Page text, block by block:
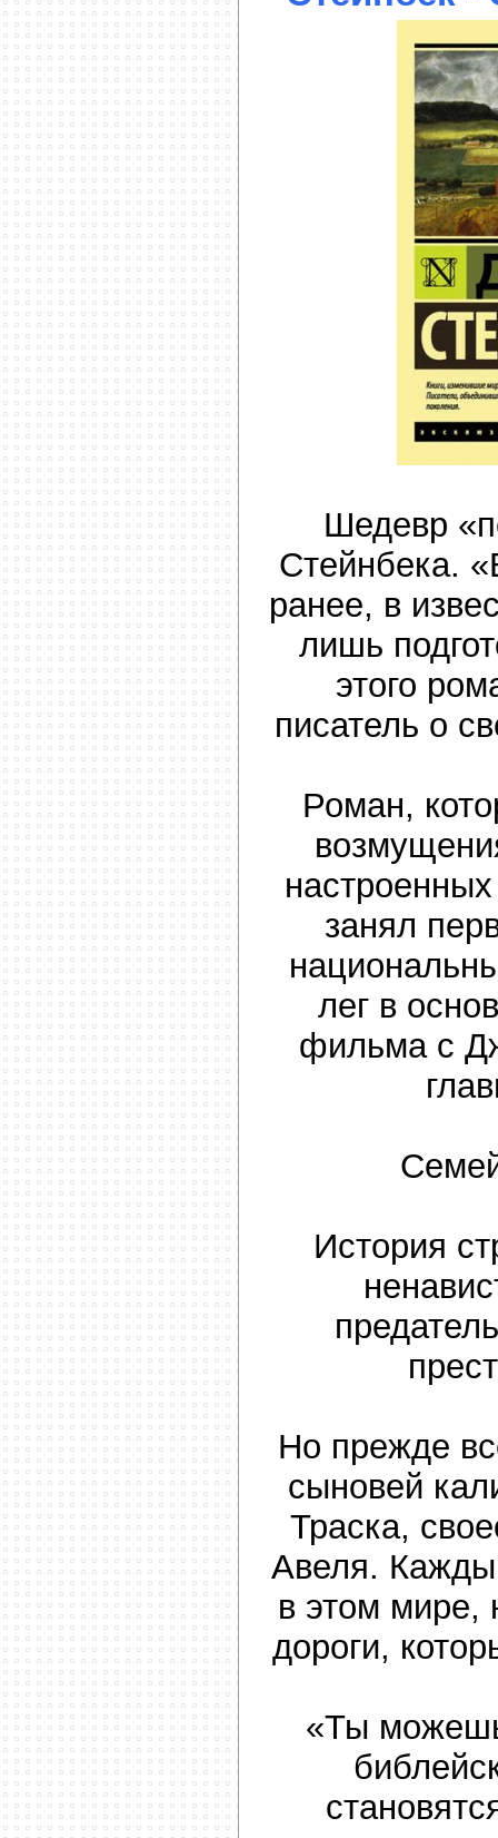
Шедевр
Стейнбека.
ранее, в
лишь
этого
писатель о
Роман,
занял
лег в
фильма с
История
Но прежде
сыновей
Траска,
Авеля.
в этом мире,
дороги,
«Ты